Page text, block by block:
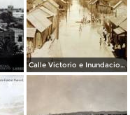
Calle Victorio e Inundacion en Nuevo Laredo, Tamaulipas en 1922.